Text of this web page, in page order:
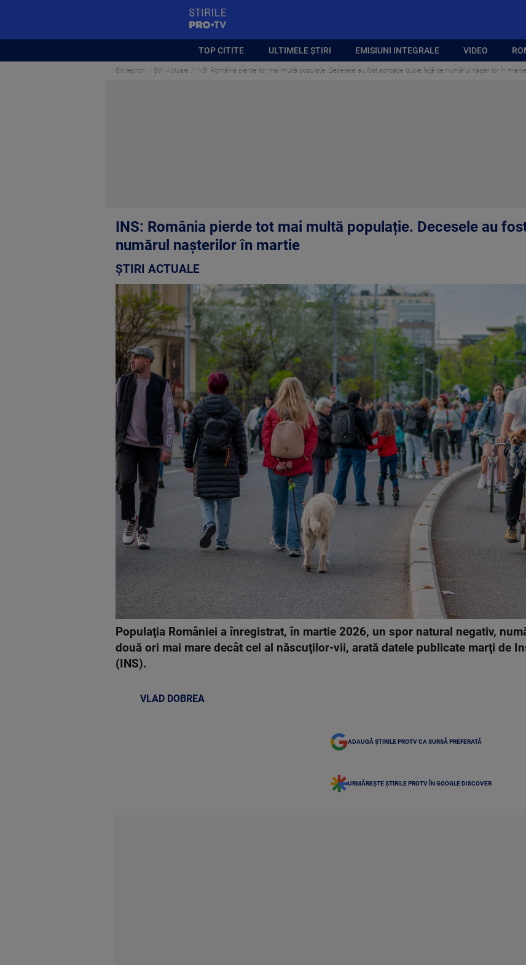
TOP CITITE ULTIMELE ȘTIRI EMISIUNI INTEGRALE VIDEO
Stirileprotv Știri Actuale INS: România pierde tot mai multă populație. Decesele au fost aproape duble față de numărul nașterilor în martie
INS: România pierde tot mai multă populație. Decesele au
numărul nașterilor în martie
ȘTIRI ACTUALE
Populaţia României a înregistrat, în martie 2026, un spor natural negativ,
două ori mai mare decât cel al născuţilor-vii, arată datele publicate marţi de
(INS).
VLAD DOBREA
ADAUGĂ ȘTIRILE PROTV CA SURSĂ PREFERATĂ
URMĂREȘTE ȘTIRILE PROTV ÎN GOOGLE DISCOVER